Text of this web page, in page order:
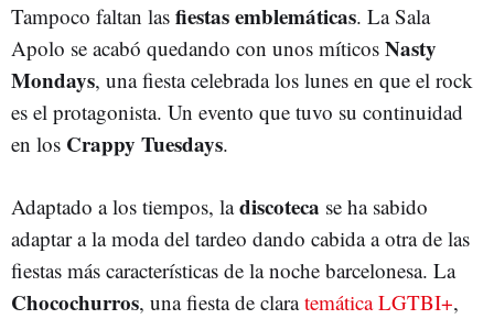
Tampoco faltan las fiestas emblemáticas. La Sala
Apolo se acabó quedando con unos míticos Nasty
Mondays, una fiesta celebrada los lunes en que el rock
es el protagonista. Un evento que tuvo su continuidad
en los Crappy Tuesdays.
Adaptado a los tiempos, ladiscoteca se ha sabido
adaptar a la moda del tardeo dando cabida a otra de las
fiestas más características de la noche barcelonesa. La
Chocochurros, una fiesta de claratemática LGTBI+,